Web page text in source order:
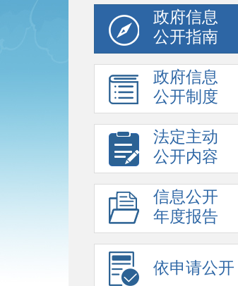
政府信息
公开指南
政府信息
公开制度
法定主动
公开内容
信息公开
年度报告
依申请公开